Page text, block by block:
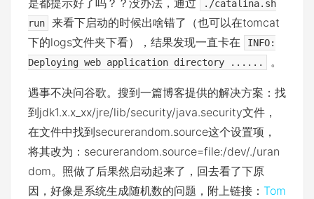
./catalina.sh
run
来看下启动的时候出啥错了（也可以在tomcat
下的logs文件夹下看），结果发现一直卡在
INFO:
Deploying web application directory ......
。
遇事不决问谷歌。搜到一篇博客提供的解决方案：找
到jdk1.x.x_xx/jre/lib/security/java.security文件，
在文件中找到securerandom.source这个设置项，
将其改为：securerandom.source=file:/dev/./uran
dom。照做了后果然启动起来了，回去看了下原
因，好像是系统生成随机数的问题，附上链接： Tom